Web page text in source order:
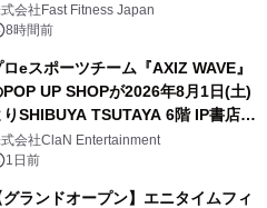
会社Fast Fitness Japan
8時間前
ロeスポーツチーム『AXIZ WAVE』
POP UP SHOPが2026年8月1日(土)
りSHIBUYA TSUTAYA 6階 IP書店で
催決定！！
会社ClaN Entertainment
1日前
グランドオープン】エニタイムフィ